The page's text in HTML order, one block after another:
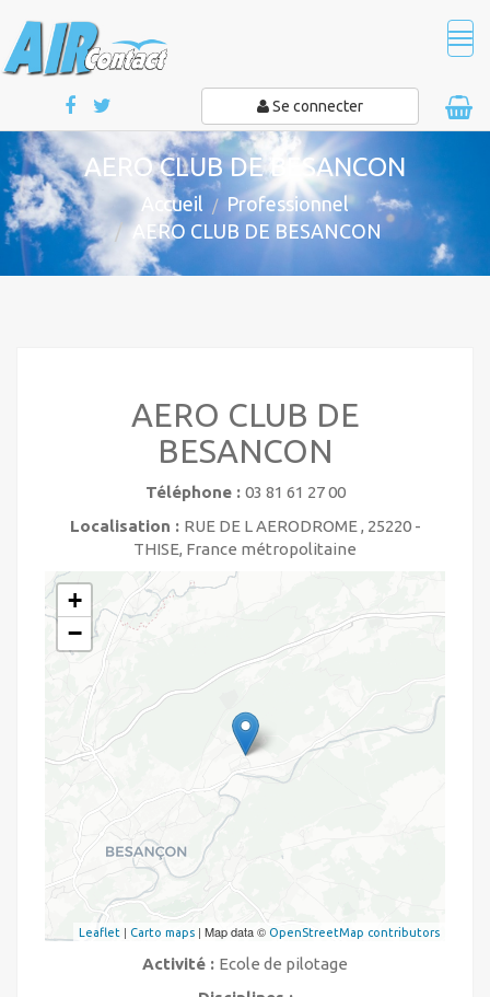
Se connecter
AERO CLUB DE BESANCON
Accueil
Professionnel
AERO CLUB DE BESANCON
AERO CLUB DE
BESANCON
Téléphone : 03 81 61 27 00
Localisation : RUE DE L AERODROME , 25220 -
THISE, France métropolitaine
+
−
Leaflet | Carto maps | Map data © OpenStreetMap contributors
Activité : Ecole de pilotage